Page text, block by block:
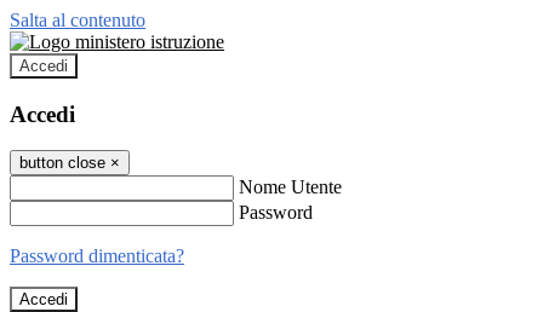
Salta al contenuto
Accedi
Accedi
button close ×
Nome Utente
Password
Password dimenticata?